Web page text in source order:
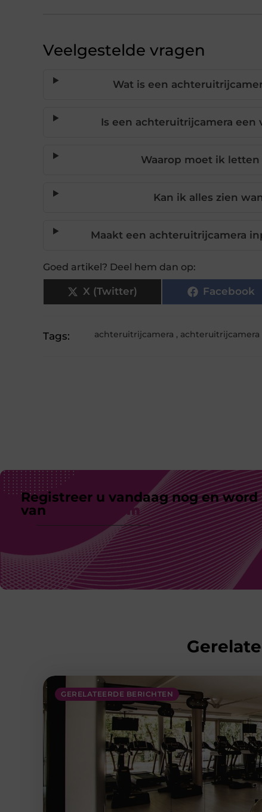
Veelgestelde vragen
Wat is een
Is een achteruitrijcamera
Waarop moet ik
Kan ik alles zien
Maakt een achteruitrijcamera
Goed artikel? Deel hem dan op:
X (Twitter) Facebook
Tags: achteruitrijcamera , achteruitrijcamera
Registreer u vandaag nog en
van
ons platform
GERELATEERDE BERICHTEN